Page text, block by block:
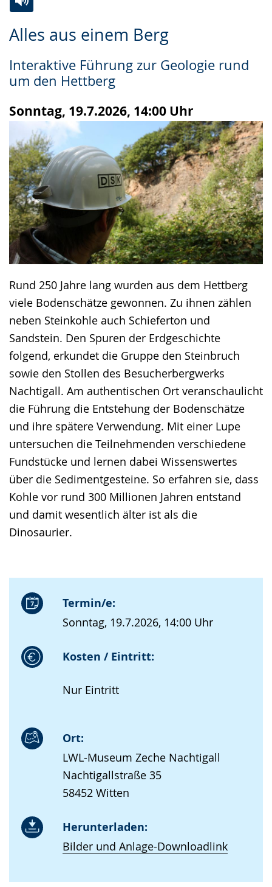
Alles aus einem Berg
Interaktive Führung zur Geologie rund
um den Hettberg
Sonntag, 19.7.2026, 14:00 Uhr
Rund 250 Jahre lang wurden aus dem Hettberg
viele Bodenschätze gewonnen. Zu ihnen zählen
neben Steinkohle auch Schieferton und
Sandstein. Den Spuren der Erdgeschichte
folgend, erkundet die Gruppe den Steinbruch
sowie den Stollen des Besucherbergwerks
Nachtigall. Am authentischen Ort veranschaulicht
die Führung die Entstehung der Bodenschätze
und ihre spätere Verwendung. Mit einer Lupe
untersuchen die Teilnehmenden verschiedene
Fundstücke und lernen dabei Wissenswertes
über die Sedimentgesteine. So erfahren sie, dass
Kohle vor rund 300 Millionen Jahren entstand
und damit wesentlich älter ist als die
Dinosaurier.
Termin/e:
Sonntag, 19.7.2026, 14:00 Uhr
Kosten / Eintritt:
Nur Eintritt
Ort:
LWL-Museum Zeche Nachtigall
Nachtigallstraße 35
58452 Witten
Herunterladen:
Bilder und Anlage-Downloadlink
Leichten
wechseln.
Audio-
Video
Deutscher
wird
angezeigt.